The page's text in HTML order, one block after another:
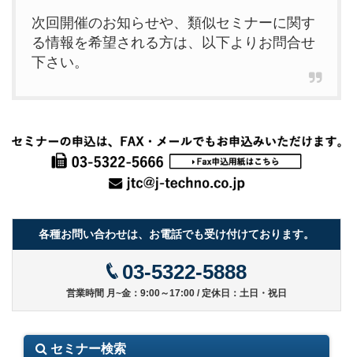
次回開催のお知らせや、類似セミナーに関す
る情報を希望される方は、以下よりお問合せ
下さい。
各種お問い合わせは、お電話でも受け付けております。
03-5322-5888
営業時間 月~金：9:00～17:00 / 定休日：土日・祝日
セミナー検索